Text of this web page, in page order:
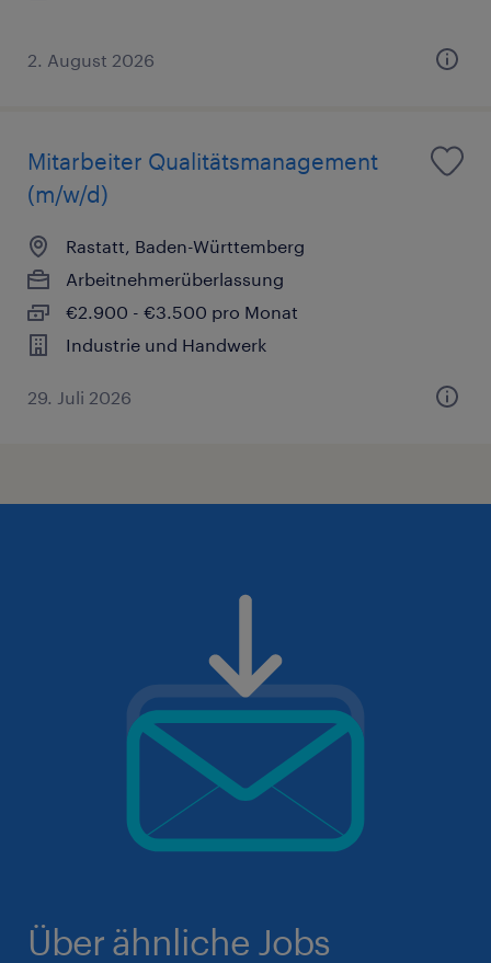
2. August 2026
Mitarbeiter Qualitätsmanagement
(m/w/d)
Rastatt, Baden-Württemberg
Arbeitnehmerüberlassung
€2.900 - €3.500 pro Monat
Industrie und Handwerk
29. Juli 2026
Über ähnliche Jobs